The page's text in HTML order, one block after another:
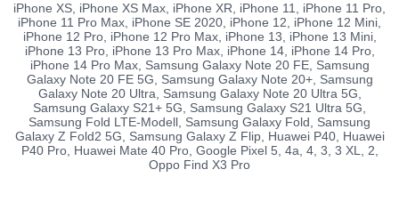
iPhone XS, iPhone XS Max, iPhone XR, iPhone 11, iPhone 11 Pro,
iPhone 11 Pro Max, iPhone SE 2020, iPhone 12, iPhone 12 Mini,
iPhone 12 Pro, iPhone 12 Pro Max, iPhone 13, iPhone 13 Mini,
iPhone 13 Pro, iPhone 13 Pro Max, iPhone 14, iPhone 14 Pro,
iPhone 14 Pro Max, Samsung Galaxy Note 20 FE, Samsung
Galaxy Note 20 FE 5G, Samsung Galaxy Note 20+, Samsung
Galaxy Note 20 Ultra, Samsung Galaxy Note 20 Ultra 5G,
Samsung Galaxy S21+ 5G, Samsung Galaxy S21 Ultra 5G,
Samsung Fold LTE-Modell, Samsung Galaxy Fold, Samsung
Galaxy Z Fold2 5G, Samsung Galaxy Z Flip, Huawei P40, Huawei
P40 Pro, Huawei Mate 40 Pro, Google Pixel 5, 4a, 4, 3, 3 XL, 2,
Oppo Find X3 Pro